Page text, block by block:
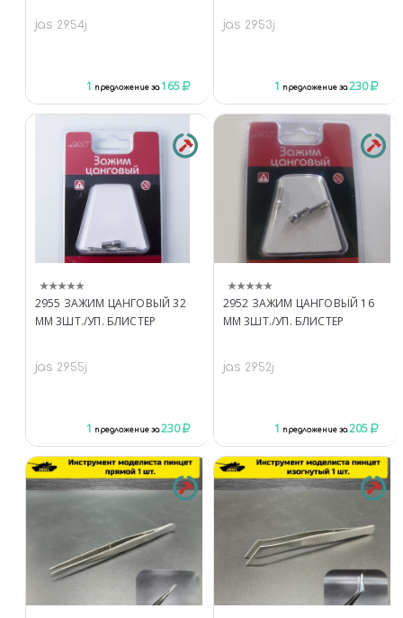
jas 2954j
1 предложение за165
jas 2953j
1 предложение за230
2955 ЗАЖИМ ЦАНГОВЫЙ 32
ММ 3ШТ./УП. БЛИСТЕР
jas 2955j
1 предложение за230
2952 ЗАЖИМ ЦАНГОВЫЙ 16
ММ 3ШТ./УП. БЛИСТЕР
jas 2952j
1 предложение за205